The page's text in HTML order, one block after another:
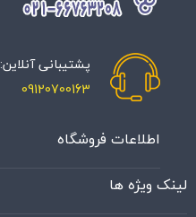
پشتیبانی آنلاین:
09120700163
اطلاعات فروشگاه
لینک ویژه ها